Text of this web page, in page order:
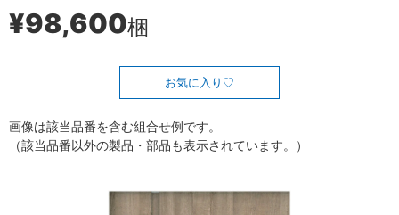
¥98,600梱
お気に入り
画像は該当品番を含む組合せ例です。
（該当品番以外の製品・部品も表示されています。）